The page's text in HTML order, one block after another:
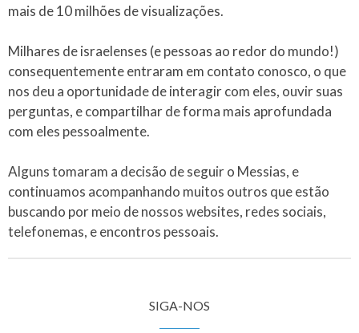
mais de 10 milhões de visualizações.
Milhares de israelenses (e pessoas ao redor do mundo!)
consequentemente entraram em contato conosco, o que
nos deu a oportunidade de interagir com eles, ouvir suas
perguntas, e compartilhar de forma mais aprofundada
com eles pessoalmente.
​​Alguns tomaram a decisão de seguir o Messias, e
continuamos acompanhando muitos outros que estão
buscando por meio de nossos websites, redes sociais,
telefonemas, e encontros pessoais.
SIGA-NOS